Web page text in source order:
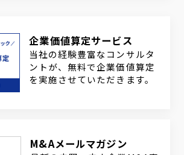
企業価値算定サービス
当社の経験豊富なコンサルタ
ントが、無料で企業価値算定
を実施させていただきます。
M&Aメールマガジン